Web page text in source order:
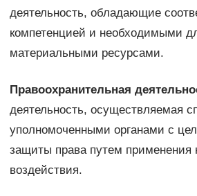
деятельность, обладающие
компетенцией и необходимыми
материальными ресурсами.
Правоохранительная
деятельность, осуществляемая
уполномоченными органами с
защиты права путем применения
воздействия.